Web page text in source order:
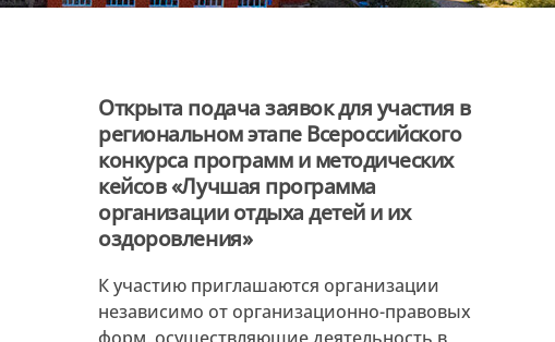
Открыта подача заявок для участия в
региональном этапе Всероссийского
конкурса программ и методических
кейсов «Лучшая программа
организации отдыха детей и их
оздоровления»
К участию приглашаются организации
независимо от организационно-правовых